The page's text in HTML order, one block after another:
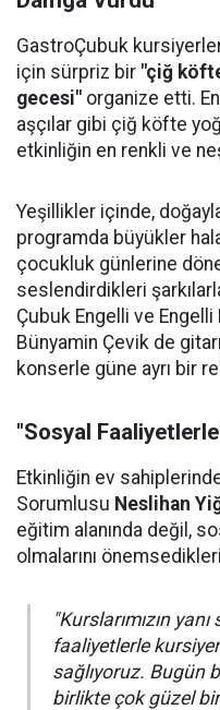
GastroÇubuk
için sürpriz bir "çiğ
gecesi" organize etti.
aşçılar gibi çiğ köfte
etkinliğin en renkli ve
Yeşillikler içinde,
programda büyükler
çocukluk günlerine
seslendirdikleri
Çubuk Engelli ve Engelli
Bünyamin Çevik de
konserle güne ayrı bir
"Sosyal
Etkinliğin ev
Sorumlusu Neslihan
eğitim alanında değil,
olmalarını
"Kurslarımızın
faaliyetlerle
sağlıyoruz. Bugün
birlikte çok güzel